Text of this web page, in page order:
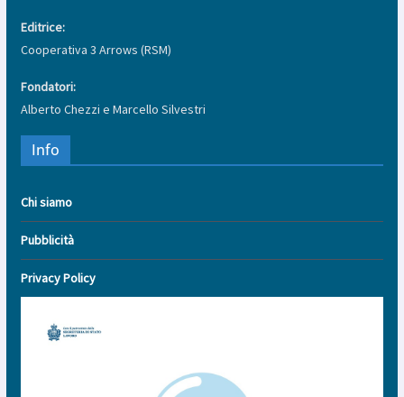
Editrice:
Cooperativa 3 Arrows (RSM)
Fondatori:
Alberto Chezzi e Marcello Silvestri
Info
Chi siamo
Pubblicità
Privacy Policy